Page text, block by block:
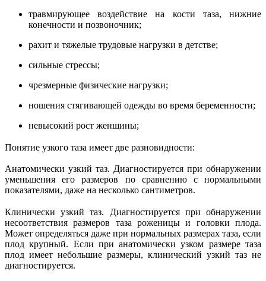
травмирующее воздействие на кости таза, нижние
конечности и позвоночник;
рахит и тяжелые трудовые нагрузки в детстве;
сильные стрессы;
чрезмерные физические нагрузки;
ношения стягивающей одежды во время беременности;
невысокий рост женщины;
Понятие узкого таза имеет две разновидности:
Анатомически узкий таз. Диагностируется при обнаружении
уменьшения его размеров по сравнению с нормальными
показателями, даже на несколько сантиметров.
Клинически узкий таз. Диагностируется при обнаружении
несоответствия размеров таза роженицы и головки плода.
Может определяться даже при нормальных размерах таза, если
плод крупный. Если при анатомически узком размере таза
плод имеет небольшие размеры, клинический узкий таз не
диагностируется.